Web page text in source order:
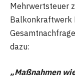
Mehrwertsteuer
Balkonkraftwerk
dazu:
„Maßnahmen